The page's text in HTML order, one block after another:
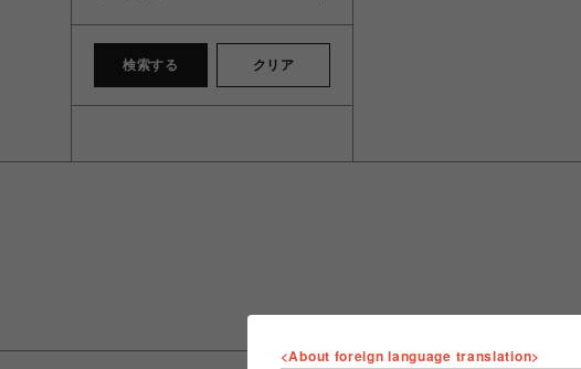
検索する クリア
<About foreign language translation>